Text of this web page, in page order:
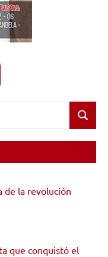
Buscar
de la revolución
que conquistó el